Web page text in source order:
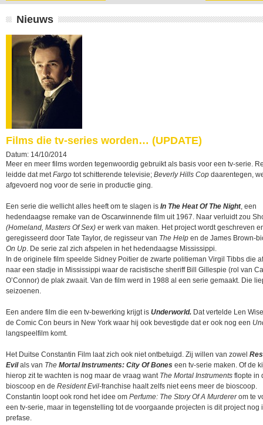
Nieuws
Films die tv-series worden… (UPDATE)
Datum: 14/10/2014
Meer en meer films worden tegenwoordig gebruikt als basis voor een tv-serie.
leidde dat metFargo tot schitterende televisie; Beverly Hills Cop daarentegen,
afgevoerd nog voor de serie in productie ging.
Een serie die wellicht alles heeft om te slagen is In The Heat Of The Night, een
hedendaagse remake van de Oscarwinnende film uit 1967. Naar verluidt zou
(Homeland, Masters Of Sex) er werk van maken. Het project wordt geschreven
geregisseerd door Tate Taylor, de regisseur van The Help en de James Brown-
On Up. De serie zal zich afspelen in het hedendaagse Mississippi.
In de originele film speelde Sidney Poitier de zwarte politieman Virgil Tibbs die
naar een stadje in Mississippi waar de racistische sheriff Bill Gillespie (rol van
O’Connor) de plak zwaait. Van de film werd in 1988 al een serie gemaakt. Die
seizoenen.
Een andere film die een tv-bewerking krijgt is Underworld. Dat vertelde Len
de Comic Con beurs in New York waar hij ook bevestigde dat er ook nog een
langspeelfilm komt.
Het Duitse Constantin Film laat zich ook niet ontbetuigd. Zij willen van zowel
Evilals van The Mortal Instruments: City Of Bones een tv-serie maken. Of de
hierop zit te wachten is nog maar de vraag want The Mortal Instruments flopte in
bioscoop en de Resident Evil-franchise haalt zelfs niet eens meer de bioscoop.
Constantin loopt ook rond het idee om Perfume: The Story Of A Murdererom te
een tv-serie, maar in tegenstelling tot de voorgaande projecten is dit project nog
prefase.